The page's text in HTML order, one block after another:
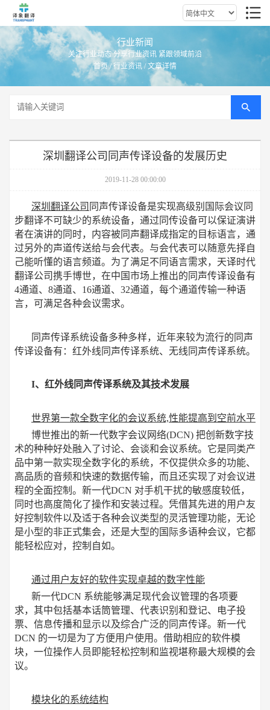
行业新闻
关注行业动态 分享行业资讯 紧跟领域前沿
首页/行业资讯 / 文章详情
深圳翻译公司同声传译设备的发展历史
2019-11-28 00:00:00
深圳翻译公司 同声传译设备是实现高级别国际会议同
步翻译不可缺少的系统设备，通过同传设备可以保证演讲
者在演讲的同时，内容被同声翻译成指定的目标语言，通
过另外的声道传送给与会代表。与会代表可以随意先择自
己能听懂的语言频道。为了满足不同语言需求，天译时代
翻译公司携手博世，在中国市场上推出的同声传译设备有
4通道、8通道、16通道、32通道，每个通道传输一种语
言，可满足各种会议需求。
同声传译系统设备多种多样，近年来较为流行的同声
传译设备有：红外线同声传译系统、无线同声传译系统。
I、红外线同声传译系统及其技术发展
世界第一款全数字化的会议系统,性能提高到空前水平
博世推出的新一代数字会议网络(DCN) 把创新数字技
术的种种好处融入了讨论、会谈和会议系统。它是同类产
品中第一款实现全数字化的系统，不仅提供众多的功能、
高品质的音频和快速的数据传输，而且还实现了对会议进
程的全面控制。新一代DCN 对手机干扰的敏感度较低，
同时也高度简化了操作和安装过程。凭借其先进的用户友
好控制软件以及适于各种会议类型的灵活管理功能，无论
是小型的非正式集会，还是大型的国际多语种会议，它都
能轻松应对，控制自如。
通过用户友好的软件实现卓越的数字性能
新一代DCN 系统能够满足现代会议管理的各项要
求，其中包括基本话筒管理、代表识别和登记、电子投
票、信息传播和显示以及综合广泛的同声传译。新一代
DCN 的一切是为了方便用户使用。借助相应的软件模
块，一位操作人员即能轻松控制和监视堪称最大规模的会
议。
模块化的系统结构